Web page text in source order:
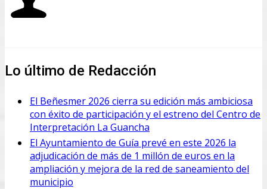
Lo último de Redacción
El Beñesmer 2026 cierra su edición más ambiciosa
con éxito de participación y el estreno del Centro de
Interpretación La Guancha
El Ayuntamiento de Guía prevé en este 2026 la
adjudicación de más de 1 millón de euros en la
ampliación y mejora de la red de saneamiento del
municipio